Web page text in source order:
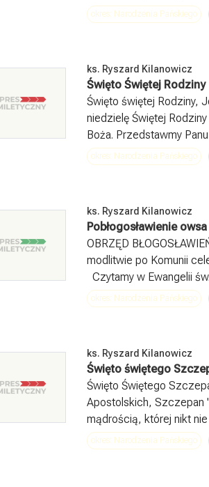
okres: Narodzenia Pańskiego
ks. Ryszard Kilanowicz
Święto Świętej Rodziny
Święto świętej Rodziny,
niedzielę Świętej
Boża. Przedstawmy
okres: Narodzenia Pańskiego
ks. Ryszard Kilanowicz
Pobłogosławienie
OBRZĘD
modlitwie po Komunii
Czytamy w Ewangelii
okres: Narodzenia Pańskiego
ks. Ryszard Kilanowicz
Święto świętego
Święto Świętego
Apostolskich, Szczepan
mądrością, której nikt
okres: Narodzenia Pańskiego